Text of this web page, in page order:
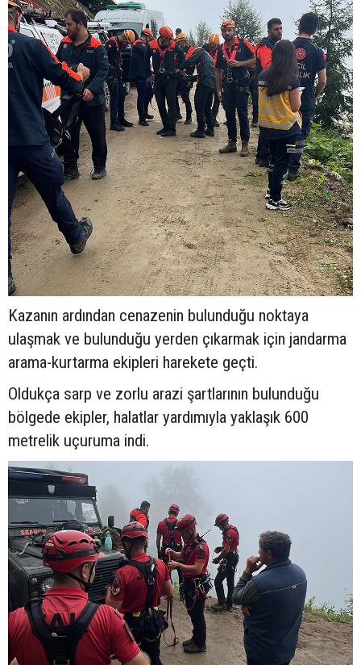
Kazanın ardından cenazenin bulunduğu noktaya
ulaşmak ve bulunduğu yerden çıkarmak için jandarma
arama-kurtarma ekipleri harekete geçti.
Oldukça sarp ve zorlu arazi şartlarının bulunduğu
bölgede ekipler, halatlar yardımıyla yaklaşık 600
metrelik uçuruma indi.